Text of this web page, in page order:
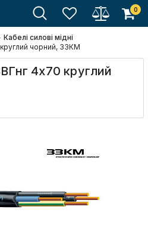
0
Кабелі силові мідні
чорний, ЗЗКМ
4х70 круглий